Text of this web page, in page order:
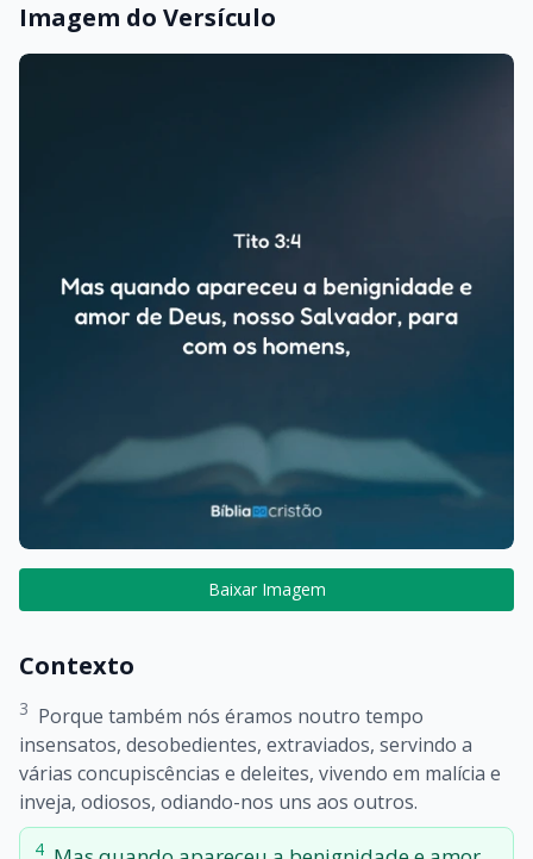
Imagem do Versículo
Baixar Imagem
Contexto
3 Porque também nós éramos noutro tempo
insensatos, desobedientes, extraviados, servindo a
várias concupiscências e deleites, vivendo em malícia e
inveja, odiosos, odiando-nos uns aos outros.
4